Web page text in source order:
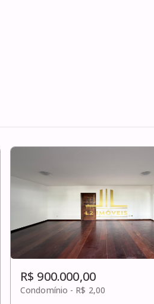
R$ 900.000,00
Condomínio - R$ 2,00